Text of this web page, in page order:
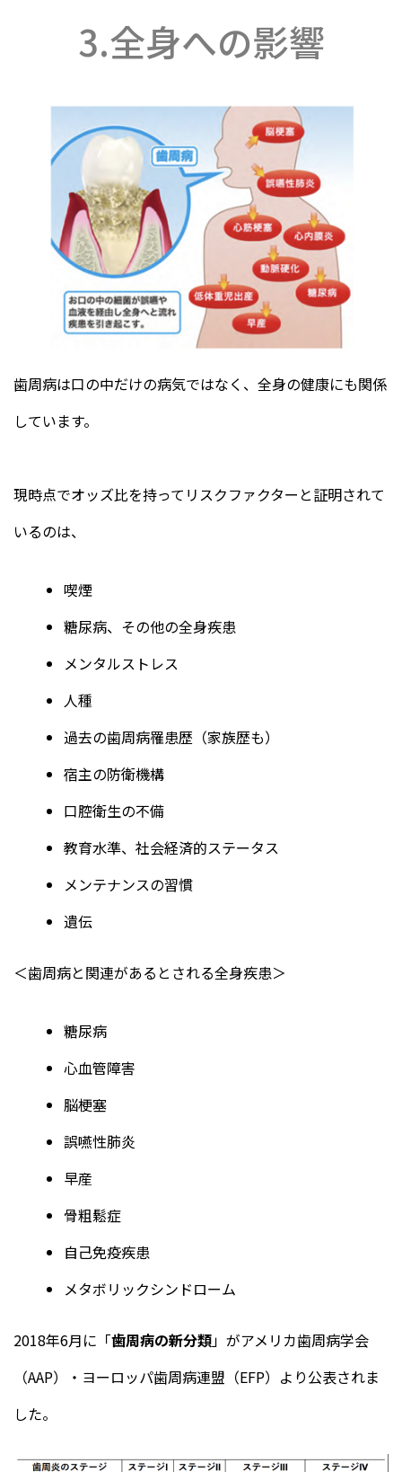
3.全身への影響
歯周病は口の中だけの病気ではなく、全身の健康にも関係
しています。
現時点でオッズ比を持ってリスクファクターと証明されて
いるのは、
喫煙
糖尿病、その他の全身疾患
メンタルストレス
人種
過去の歯周病罹患歴（家族歴も）
宿主の防衛機構
口腔衛生の不備
教育水準、社会経済的ステータス
メンテナンスの習慣
遺伝
＜歯周病と関連があるとされる全身疾患＞
糖尿病
心血管障害
脳梗塞
誤嚥性肺炎
早産
骨粗鬆症
自己免疫疾患
メタボリックシンドローム
2018年6月に「歯周病の新分類」がアメリカ歯周病学会
（AAP）・ヨーロッパ歯周病連盟（EFP）より公表されま
した。